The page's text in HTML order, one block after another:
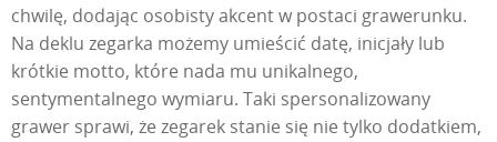
chwilę, dodając osobisty akcent w postaci grawerunku.
Na deklu zegarka możemy umieścić datę, inicjały lub
krótkie motto, które nada mu unikalnego,
sentymentalnego wymiaru. Taki spersonalizowany
grawer sprawi, że zegarek stanie się nie tylko dodatkiem,